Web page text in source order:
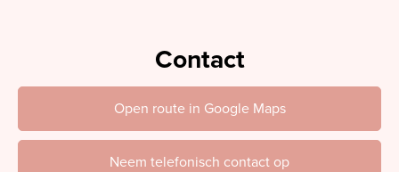
Contact
Open route in Google Maps
Neem telefonisch contact op